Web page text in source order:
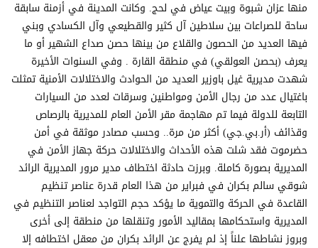
منها عزان شبوة وبيت عياض في لحج. وكانت المدينة في أزمنة سابقة
ساحة للصراعات بين سلاطين آل كثير والقطيعي وآل الكسادي وبني
فيها العديد من الحصون والقلاع من بينها حصن صداع الشهير أو ما
يعرف (بحصن العولقي) في منطقة القارة . وفي السنوات الأخيرة
شهدت مديرية غيل باوزير العديد من الحوادث والاختلالات الأمنية تمثلت
باغتيال عدد من رجال الأمن ومواطنين وسرقات لعدد من السيارات
التابعة للدولة فيما تم مهاجمة مقر الأمن العام للمديرية بالرصاص
وقذائف (أر.بي.جي) أكثر من مرة.. وحسب مصادر موثقة في أمن
حضرموت فقد شلت هذه الأحداث والاختلالات حركة جهاز الأمن في
المديرية بصورة كاملة. وبرزت حادثة اختطاف مدير مرور المديرية الرائد
شوقي سالم بكران في فبراير من هذا العام قدرة عناصر تنظيم
القاعدة في الحركة والتموية ما يؤكد حجم التواجد لعناصر التنظيم في
المديرية واستحكامها بمقاليد الأمور وتنقلها من منطقة إلى أخرى
وبروز نشاطها علناً إذ لم يفرج عن الرائد بكران من معقل اختطافه إلا